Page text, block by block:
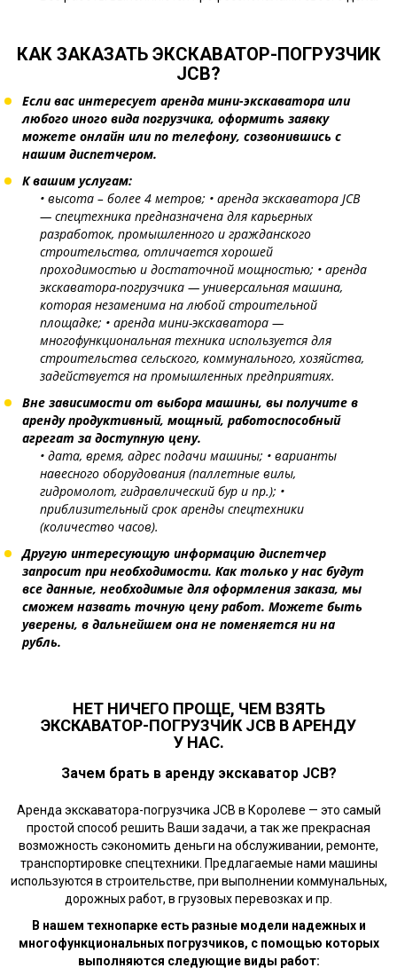
КАК ЗАКАЗАТЬ ЭКСКАВАТОР-ПОГРУЗЧИК
JCB?
Если вас интересует аренда мини-экскаватора или
любого иного вида погрузчика, оформить заявку
можете онлайн или по телефону, созвонившись с
нашим диспетчером.
К вашим услугам:
• высота – более 4 метров; • аренда экскаватора JCB
— спецтехника предназначена для карьерных
разработок, промышленного и гражданского
строительства, отличается хорошей
проходимостью и достаточной мощностью; • аренда
экскаватора-погрузчика — универсальная машина,
которая незаменима на любой строительной
площадке; • аренда мини-экскаватора —
многофункциональная техника используется для
строительства сельского, коммунального, хозяйства,
задействуется на промышленных предприятиях.
Вне зависимости от выбора машины, вы получите в
аренду продуктивный, мощный, работоспособный
агрегат за доступную цену.
• дата, время, адрес подачи машины; • варианты
навесного оборудования (паллетные вилы,
гидромолот, гидравлический бур и пр.); •
приблизительный срок аренды спецтехники
(количество часов).
Другую интересующую информацию диспетчер
запросит при необходимости. Как только у нас будут
все данные, необходимые для оформления заказа, мы
сможем назвать точную цену работ. Можете быть
уверены, в дальнейшем она не поменяется ни на
рубль.
НЕТ НИЧЕГО ПРОЩЕ, ЧЕМ ВЗЯТЬ
ЭКСКАВАТОР-ПОГРУЗЧИК JCB В АРЕНДУ
У НАС.
Зачем брать в аренду экскаватор JCB?
Аренда экскаватора-погрузчика JCB в Королеве — это самый
простой способ решить Ваши задачи, а так же прекрасная
возможность сэкономить деньги на обслуживании, ремонте,
транспортировке спецтехники. Предлагаемые нами машины
используются в строительстве, при выполнении коммунальных,
дорожных работ, в грузовых перевозках и пр.
В нашем технопарке есть разные модели надежных и
многофункциональных погрузчиков, с помощью которых
выполняются следующие виды работ: